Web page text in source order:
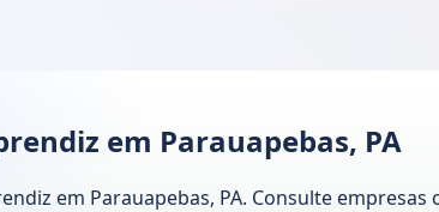
em Parauapebas, PA
em Parauapebas, PA. Consulte